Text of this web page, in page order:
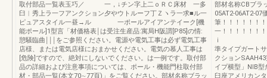
取付部品一覧表玉巧／ 一，↓チン字上二ｏＲＣ床材 一多
臼︱秀上ラ一フアンクション夕やウトルーフ丁Ｚヽラ一求■ル一
ピュアスタイル一昼→ル 一ポールアイアンテイーク[機
能ポール]1型言「材価格表￨は受注生産品:寓局H阪謂[P85]の情:
憩騒臨曲￨￨￨をご参照ください。電源や電気工事は必ず電気工事
店様、または電気店様におまかせください。電気の慕人工事は
[危険]ですので、絶対にしないでください。は一例です。取付部
品の詳細および注意事項については、ポール・機能門柱取付部
材・部品一覧(本文70∼77頁)」をご覧ください。部材名称ブラッ
部材名称CBブラ
05AT2-06AT2-07
筆！！！！！！
一！！！！！！
ｉ ４一密■=
準タイプガート
クション
イプ横型」NlB
臼座アメリカン